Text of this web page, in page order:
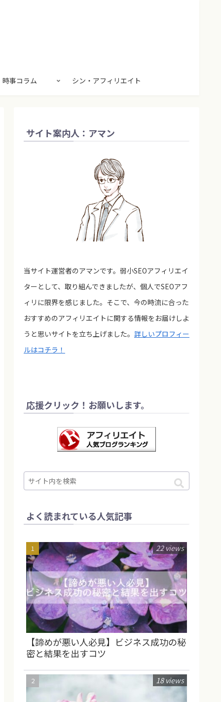
時事コラム シン・アフィリエイト
サイト案内人：アマン
当サイト運営者のアマンです。弱小SEOアフィリエイ
ターとして、取り組んできましたが、個人でSEOアフ
ィリに限界を感じました。そこで、今の時流に合った
おすすめのアフィリエイトに関する情報をお届けしよ
うと思いサイトを立ち上げました。 詳しいプロフィー
ルはコチラ！
応援クリック！お願いします。
よく読まれている人気記事
【諦めが悪い人必見】ビジネス成功の秘
密と結果を出すコツ
22 views
18 views